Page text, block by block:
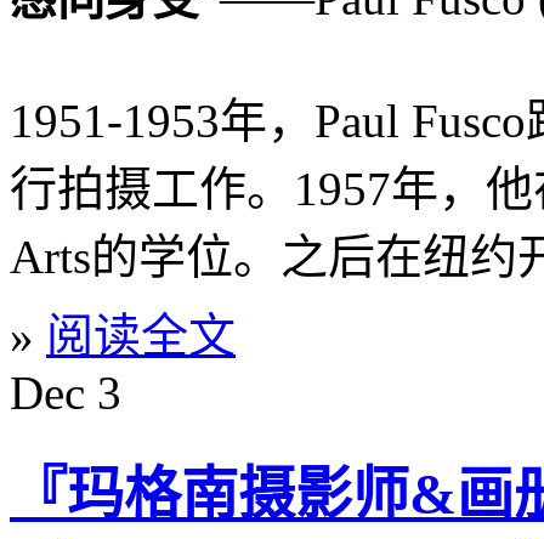
1951-1953年，Paul
行拍摄工作。1957年，
Arts的学位。之后在纽约
» 阅读全文
Dec 3
『玛格南摄影师&